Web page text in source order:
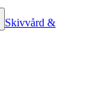
Skivvård &